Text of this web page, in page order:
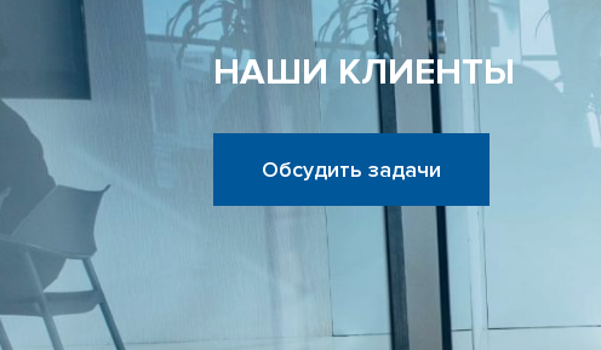
НАШИ КЛИЕНТЫ
Обсудить задачи